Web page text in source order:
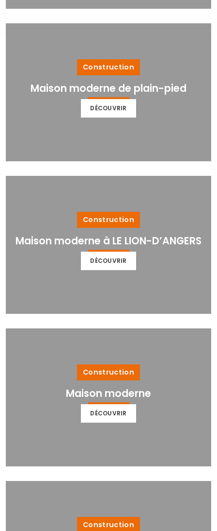
Construction
Maison moderne de plain-pied
DÉCOUVRIR
Construction
Maison moderne à LE LION-D’ANGERS
DÉCOUVRIR
Construction
Maison moderne
DÉCOUVRIR
Construction